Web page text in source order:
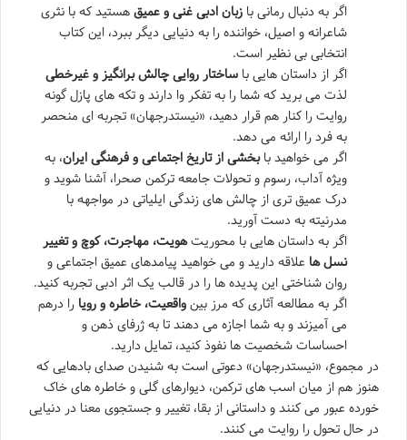
اگر به دنبال رمانی با زبان ادبی غنی و عمیقهستید که با نثری
شاعرانه و اصیل، خواننده را به دنیایی دیگر ببرد، این کتاب
انتخابی بی نظیر است.
اگر از داستان هایی با ساختار روایی چالش برانگیز و غیرخطی
لذت می برید که شما را به تفکر وا دارند و تکه های پازل گونه
روایت را کنار هم قرار دهید، «نیستدرجهان» تجربه ای منحصر
به فرد را ارائه می دهد.
اگر می خواهید بابخشی از تاریخ اجتماعی و فرهنگی ایران، به
ویژه آداب، رسوم و تحولات جامعه ترکمن صحرا، آشنا شوید و
درک عمیق تری از چالش های زندگی ایلیاتی در مواجهه با
مدرنیته به دست آورید.
اگر به داستان هایی با محوریتهویت، مهاجرت، کوچ و تغییر
نسل ها علاقه دارید و می خواهید پیامدهای عمیق اجتماعی و
روان شناختی این پدیده ها را در قالب یک اثر ادبی تجربه کنید.
اگر به مطالعه آثاری که مرز بینواقعیت، خاطره و رویا را درهم
می آمیزند و به شما اجازه می دهند تا به ژرفای ذهن و
احساسات شخصیت ها نفوذ کنید، تمایل دارید.
در مجموع، «نیستدرجهان» دعوتی است به شنیدن صدای بادهایی که
هنوز هم از میان اسب های ترکمن، دیوارهای گلی و خاطره های خاک
خورده عبور می کنند و داستانی از بقا، تغییر و جستجوی معنا در دنیایی
در حال تحول را روایت می کنند.